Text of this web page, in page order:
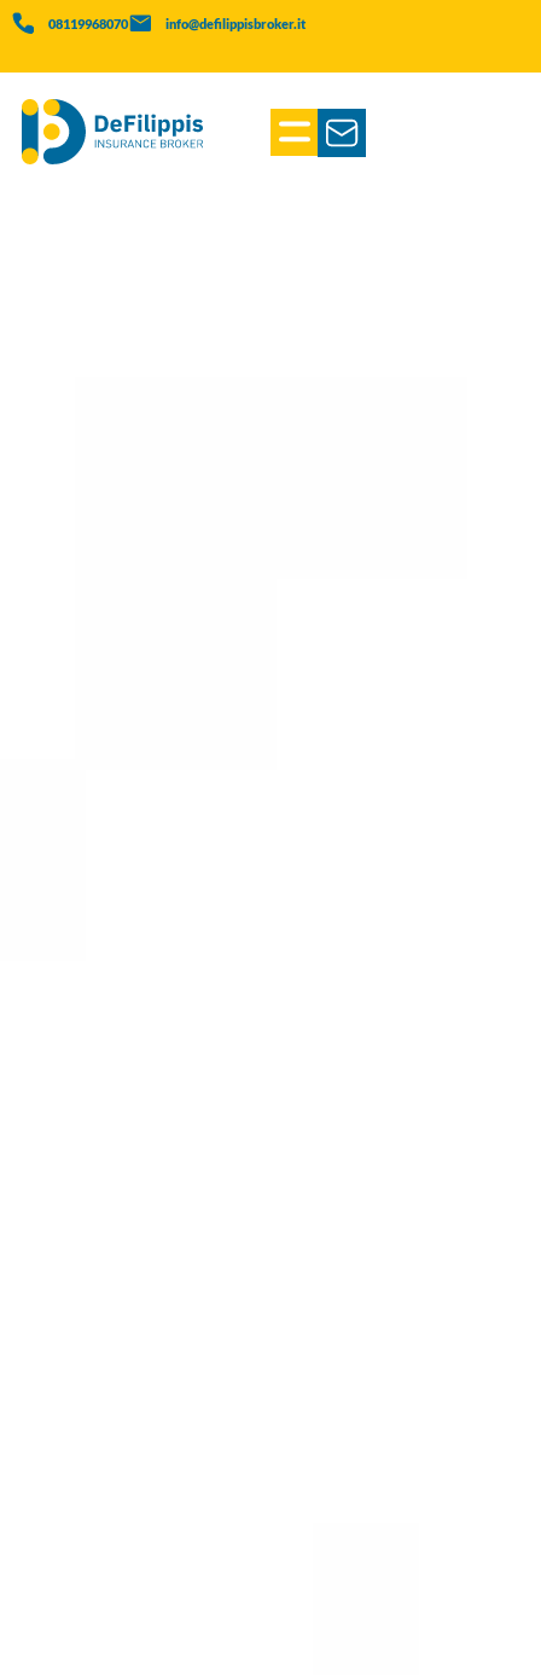
08119968070 info@defilippisbroker.it